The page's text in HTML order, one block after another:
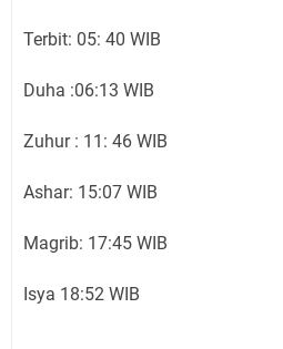
Terbit: 05: 40 WIB
Duha :06:13 WIB
Zuhur : 11: 46 WIB
Ashar: 15:07 WIB
Magrib: 17:45 WIB
Isya 18:52 WIB